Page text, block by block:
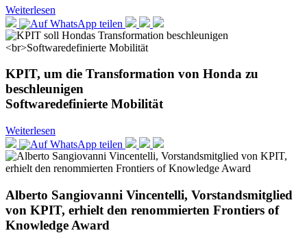
Weiterlesen
KPIT, um die Transformation von Honda zu
beschleunigen
Softwaredefinierte Mobilität
Weiterlesen
Alberto Sangiovanni Vincentelli, Vorstandsmitglied
von KPIT, erhielt den renommierten Frontiers of
Knowledge Award